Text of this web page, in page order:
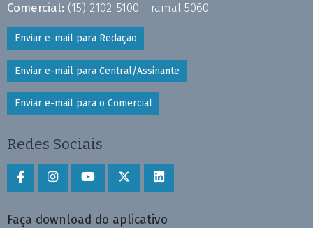
Comercial: (15) 2102-5100 - ramal 5060
Enviar e-mail para Redação
Enviar e-mail para Central/Assinante
Enviar e-mail para o Comercial
Redes Sociais
Faça download do aplicativo